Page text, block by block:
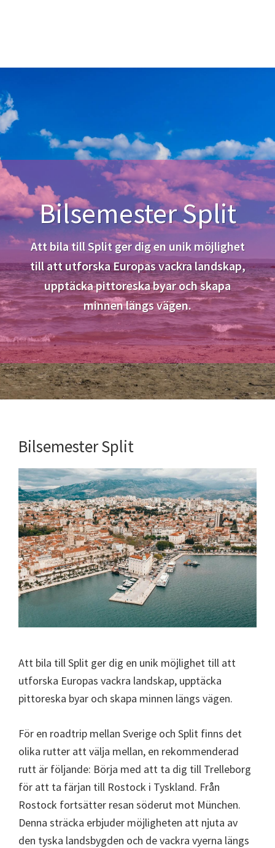
Bilsemester Split
Att bila till Split ger dig en unik möjlighet
till att utforska Europas vackra landskap,
upptäcka pittoreska byar och skapa
minnen längs vägen.
Bilsemester Split
Att bila till Split ger dig en unik möjlighet till att
utforska Europas vackra landskap, upptäcka
pittoreska byar och skapa minnen längs vägen.
För en roadtrip mellan Sverige och Split finns det
olika rutter att välja mellan, en rekommenderad
rutt är följande: Börja med att ta dig till Trelleborg
för att ta färjan till Rostock i Tyskland. Från
Rostock fortsätter resan söderut mot München.
Denna sträcka erbjuder möjligheten att njuta av
den tyska landsbygden och de vackra vyerna längs